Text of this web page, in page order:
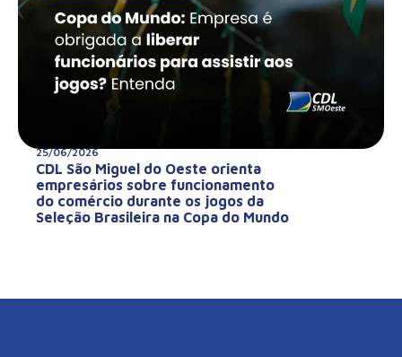
25/06/2026
CDL São Miguel do Oeste orienta
empresários sobre funcionamento
do comércio durante os jogos da
Seleção Brasileira na Copa do Mundo